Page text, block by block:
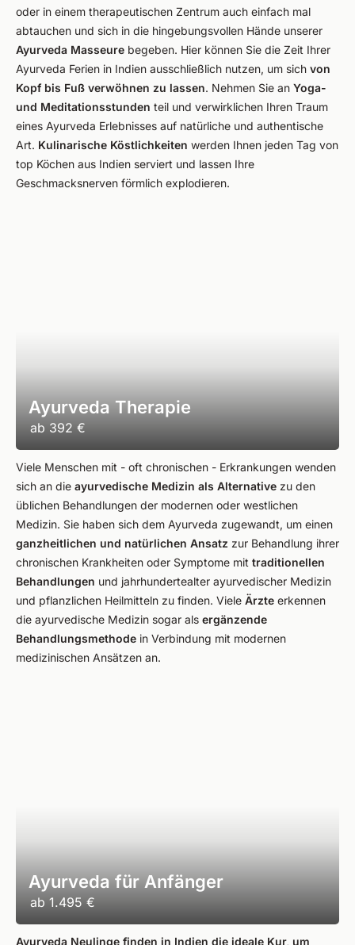
oder in einem therapeutischen Zentrum auch einfach mal
abtauchen und sich in die hingebungsvollen Hände unserer
Ayurveda Masseure begeben. Hier können Sie die Zeit Ihrer
Ayurveda Ferien in Indien ausschließlich nutzen, um sich von
Kopf bis Fuß verwöhnen zu lassen. Nehmen Sie an Yoga-
und Meditationsstunden teil und verwirklichen Ihren Traum
eines Ayurveda Erlebnisses auf natürliche und authentische
Art. Kulinarische Köstlichkeiten werden Ihnen jeden Tag von
top Köchen aus Indien serviert und lassen Ihre
Geschmacksnerven förmlich explodieren.
Ayurveda Therapie
ab 392 €
Viele Menschen mit - oft chronischen - Erkrankungen wenden
sich an die ayurvedische Medizin als Alternative zu den
üblichen Behandlungen der modernen oder westlichen
Medizin. Sie haben sich dem Ayurveda zugewandt, um einen
ganzheitlichen und natürlichen Ansatz zur Behandlung ihrer
chronischen Krankheiten oder Symptome mit traditionellen
Behandlungen und jahrhundertealter ayurvedischer Medizin
und pflanzlichen Heilmitteln zu finden. Viele Ärzte erkennen
die ayurvedische Medizin sogar als ergänzende
Behandlungsmethode in Verbindung mit modernen
medizinischen Ansätzen an.
Ayurveda für Anfänger
ab 1.495 €
Ayurveda Neulinge finden in Indien die ideale Kur, um